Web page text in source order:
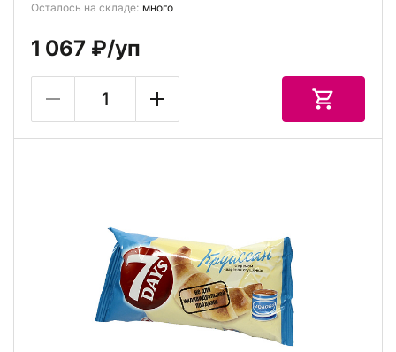
Осталось на складе: много
1 067 ₽/уп